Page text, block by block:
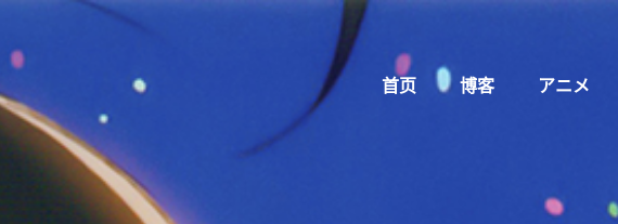
首页 博客 アニメ